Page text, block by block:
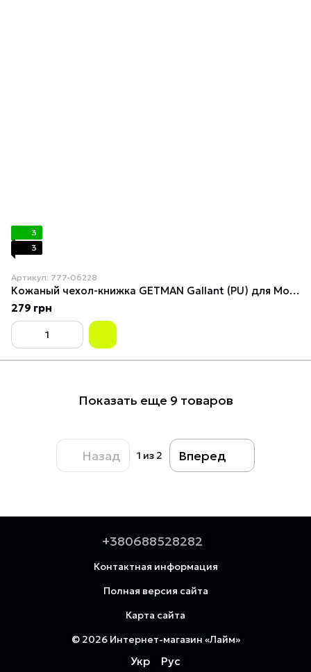
3
3
Артикул: 777-06228
Кожаный чехол-книжка GETMAN Gallant (PU) для Motorola Moto G24 / G04 / E14 Синий
279 грн
Показать еще 9 товаров
Назад 1 из 2 Вперед
+380688528282
Контактная информация
Полная версия сайта
Карта сайта
© 2026 Интернет-магазин «Лайм»
Укр Рус